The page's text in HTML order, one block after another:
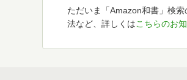
ただいま「Amazon和書」検
法など、詳しくはこちらのお